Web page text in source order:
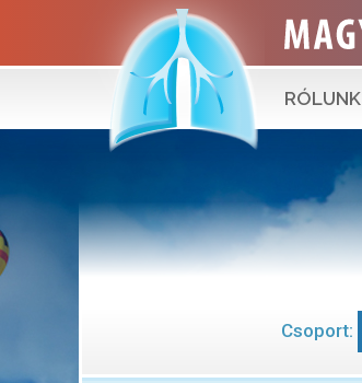
RÓLUNK
Csoport: